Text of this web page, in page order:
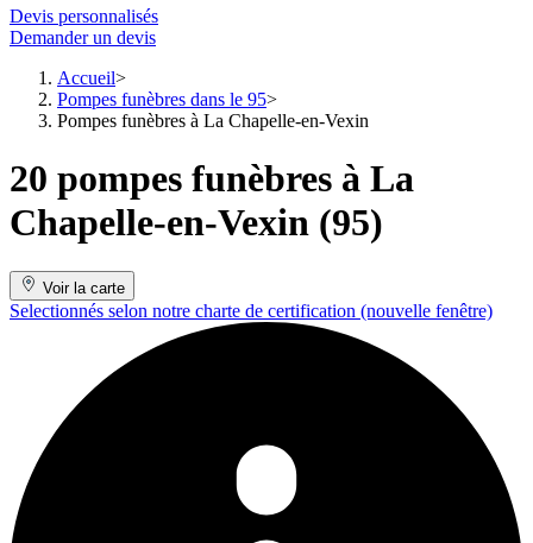
Devis personnalisés
Demander un devis
Accueil
Pompes funèbres dans le 95
Pompes funèbres à La Chapelle-en-Vexin
20 pompes funèbres à La
Chapelle-en-Vexin (95)
Voir la carte
Selectionnés selon notre charte de certification (nouvelle fenêtre)